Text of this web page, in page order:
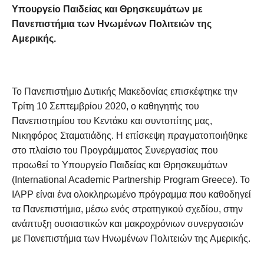
Υπουργείο Παιδείας και Θρησκευμάτων με
Πανεπιστήμια των Ηνωμένων Πολιτειών της
Αμερικής.
Το Πανεπιστήμιο Δυτικής Μακεδονίας επισκέφτηκε την
Τρίτη 10 Σεπτεμβρίου 2020, ο καθηγητής του
Πανεπιστημίου του Κεντάκυ και συντοπίτης μας,
Νικηφόρος Σταματιάδης. Η επίσκεψη πραγματοποιήθηκε
στο πλαίσιο του Προγράμματος Συνεργασίας που
προωθεί το Υπουργείο Παιδείας και Θρησκευμάτων
(International Academic Partnership Program Greece). Το
ΙΑPP είναι ένα ολοκληρωμένο πρόγραμμα που καθοδηγεί
τα Πανεπιστήμια, μέσω ενός στρατηγικού σχεδίου, στην
ανάπτυξη ουσιαστικών και μακροχρόνιων συνεργασιών
με Πανεπιστήμια των Ηνωμένων Πολιτειών της Αμερικής.